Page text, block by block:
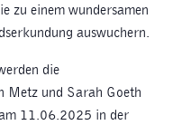
zu einem wundersamen
auswuchern.
die
Metz und Sarah Goeth
11.06.2025 in der